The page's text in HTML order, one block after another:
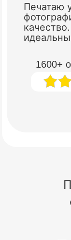
1600+
Печатаю